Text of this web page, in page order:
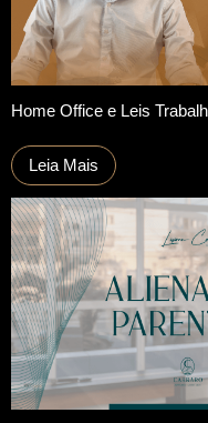
Home Office e Leis
Leia Mais